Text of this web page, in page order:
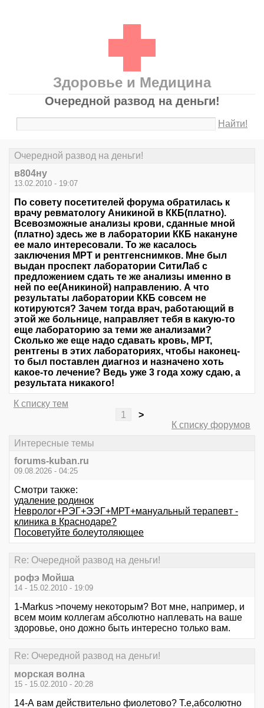
Здоровье и Медицина
Очередной развод на деньги!
Найти!
Очередной развод на деньги!
в804ну
13.02.2010 - 19:07
По совету посетителей форума обратилась к
врачу ревматологу Аникиной в ККБ(платно).
Всевозможные анализы крови, сданные мной
(платно) здесь же в лаборатории ККБ накануне
ее мало интересовали. То же касалось
заключения МРТ и рентгенснимков. Мне был
выдан проспект лаборатории СитиЛаб с
предложением сдать те же анализы именно в
ней по ее(Аникиной) направлению. А что
результаты лаборатории ККБ совсем не
котируются? Зачем тогда врач, работающий в
этой же больнице, направляет тебя в какую-то
еще лабораторию за теми же анализами?
Сколько же еще надо сдавать кровь, МРТ,
рентгены в этих лабораториях, чтобы наконец-
то был поставлен диагноз и назначено хоть
какое-то лечение? Ведь уже 3 года хожу сдаю, а
результата никакого!
К списку тем
1
>
К списку форумов
Интересные темы
forums-kuban.ru
09.08.2026 - 04:25
Смотри также:
удаление родинок
Невролог+РЭГ+ЭЭГ+МРТ+мануальный терапевт -
клиника в Краснодаре?
Посоветуйте болеутоляющее
Re: Очередной развод на деньги!
рофэ Мойша
14 - 15.02.2010 - 19:09
1-Markus >почему некоторым? Вот мне, например, и
всем моим коллегам абсолютно наплевать на ваше
здоровье, оно дожно быть интересно только вам.
Re: Очередной развод на деньги!
морская волна
15 - 15.02.2010 - 20:28
14-А вам действительно фиолетово? Т.е,абсолютно